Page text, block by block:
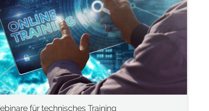
für technisches Training